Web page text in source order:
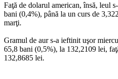
Faţă de dolarul american, însă, leul
bani (0,4%), până la un curs de
marţi.
Gramul de aur s-a ieftinit uşor
65,8 bani (0,5%), la 132,2109 lei,
132,8685 lei.